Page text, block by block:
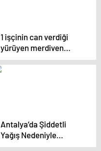
1 işçinin can verdiği
yürüyen merdiven
kazasında firma rapor
hazırladı
Antalya’da Şiddetli
Yağış Nedeniyle
Eğitime Ara Verildi